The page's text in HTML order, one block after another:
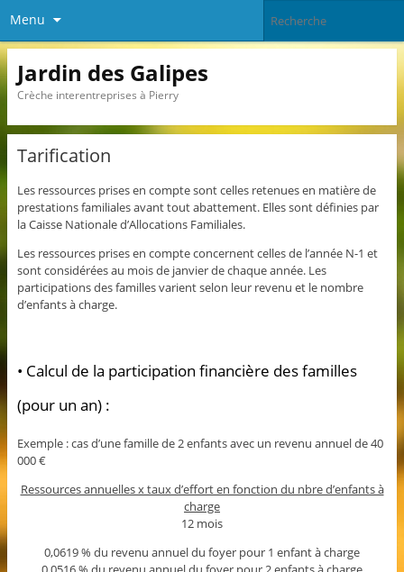
Menu
Jardin des Galipes
Crèche interentreprises à Pierry
Tarification
Les ressources prises en compte sont celles retenues en matière de
prestations familiales avant tout abattement. Elles sont définies par
la Caisse Nationale d’Allocations Familiales.
Les ressources prises en compte concernent celles de l’année N-1 et
sont considérées au mois de janvier de chaque année. Les
participations des familles varient selon leur revenu et le nombre
d’enfants à charge.
• Calcul de la participation financière des familles
(pour un an) :
Exemple : cas d’une famille de 2 enfants avec un revenu annuel de 40
000 €
Ressources annuelles x taux d’effort en fonction du nbre d’enfants à
charge
12 mois
0,0619 % du revenu annuel du foyer pour 1 enfant à charge